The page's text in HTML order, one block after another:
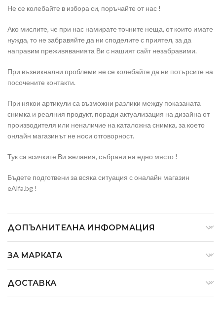
Не се колебайте в избора си, поръчайте от нас !
Ако мислите, че при нас намирате точните неща, от които имате
нужда, то не забравяйте да ни споделите с приятел, за да
направим преживяванията Ви с нашият сайт незабравими.
При възникнални проблеми не се колебайте да ни потърсите на
посочените контакти.
При някои артикули са възможни разлики между показаната
снимка и реалния продукт, поради актуализация на дизайна от
производителя или неналичие на каталожна снимка, за което
онлайн магазинът не носи отговорност.
Тук са всичките Ви желания, събрани на едно място !
Бъдете подготвени за всяка ситуация с оналайн магазин
eAlfa.bg !
ДОПЪЛНИТЕЛНА ИНФОРМАЦИЯ
ЗА МАРКАТА
ДОСТАВКА